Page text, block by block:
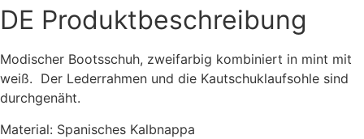
DE Produktbeschreibung
Modischer Bootsschuh, zweifarbig kombiniert in mint mit
weiß. Der Lederrahmen und die Kautschuklaufsohle sind
durchgenäht.
Material: Spanisches Kalbnappa